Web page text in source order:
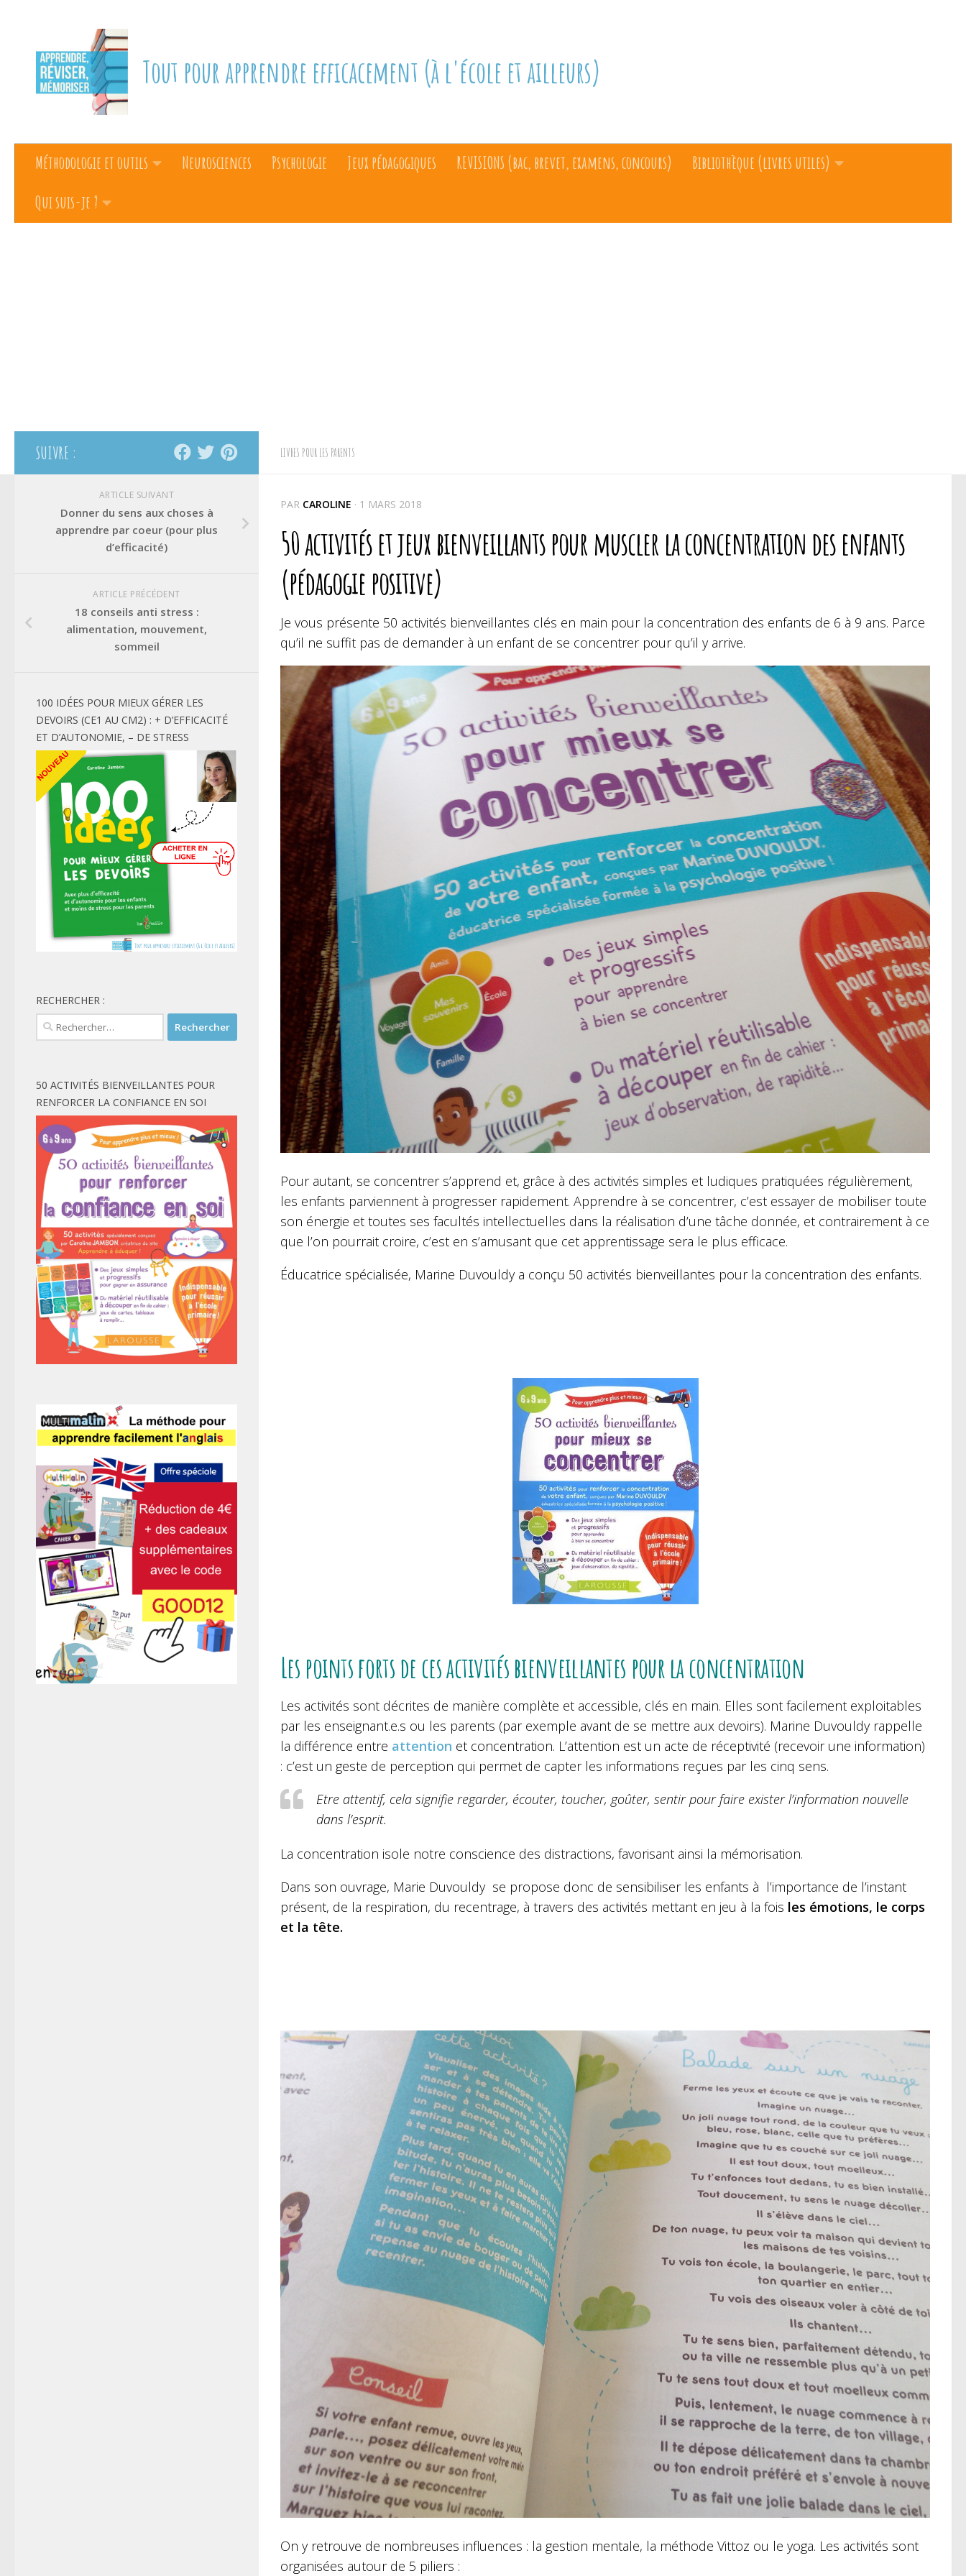
Tout pour apprendre efficacement (à l'école et ailleurs)
Méthodologie et outils Neurosciences Psychologie Jeux pédagogiques REVISIONS (bac, brevet, examens, concours)
Bibliothèque (livres utiles)
Qui suis-je ?
LIVRES POUR LES PARENTS
PAR CAROLINE · 1 MARS 2018
50 activités et jeux bienveillants pour muscler la concentration des enfants
(pédagogie positive)
Je vous présente 50 activités bienveillantes clés en main pour la concentration des enfants de 6 à 9 ans. Parce
qu’il ne suffit pas de demander à un enfant de se concentrer pour qu’il y arrive.
Pour autant, se concentrer s’apprend et, grâce à des activités simples et ludiques pratiquées régulièrement,
les enfants parviennent à progresser rapidement. Apprendre à se concentrer, c’est essayer de mobiliser toute
son énergie et toutes ses facultés intellectuelles dans la réalisation d’une tâche donnée, et contrairement à ce
que l’on pourrait croire, c’est en s’amusant que cet apprentissage sera le plus efficace.
Éducatrice spécialisée, Marine Duvouldy a conçu 50 activités bienveillantes pour la concentration des enfants.
Les points forts de ces activités bienveillantes pour la concentration
Les activités sont décrites de manière complète et accessible, clés en main. Elles sont facilement exploitables
par les enseignant.e.s ou les parents (par exemple avant de se mettre aux devoirs). Marine Duvouldy rappelle
la différence entre attention et concentration. L’attention est un acte de réceptivité (recevoir une information)
: c’est un geste de perception qui permet de capter les informations reçues par les cinq sens.
Etre attentif, cela signifie regarder, écouter, toucher, goûter, sentir pour faire exister l’information nouvelle
dans l’esprit.
La concentration isole notre conscience des distractions, favorisant ainsi la mémorisation.
Dans son ouvrage, Marie Duvouldy se propose donc de sensibiliser les enfants à l’importance de l’instant
présent, de la respiration, du recentrage, à travers des activités mettant en jeu à la fois les émotions, le corps
et la tête.
On y retrouve de nombreuses influences : la gestion mentale, la méthode Vittoz ou le yoga. Les activités sont
organisées autour de 5 piliers :
SUIVRE :
ARTICLE SUIVANT
Donner du sens aux choses à
apprendre par coeur (pour plus
d’efficacité)
ARTICLE PRÉCÉDENT
18 conseils anti stress :
alimentation, mouvement,
sommeil
100 IDÉES POUR MIEUX GÉRER LES
DEVOIRS (CE1 AU CM2) : + D’EFFICACITÉ
ET D’AUTONOMIE, – DE STRESS
RECHERCHER :
Rechercher :
50 ACTIVITÉS BIENVEILLANTES POUR
RENFORCER LA CONFIANCE EN SOI